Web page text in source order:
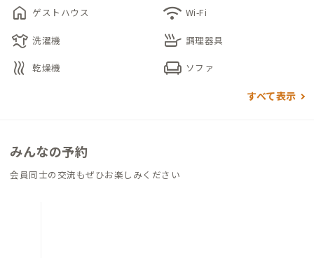
この家の最大の魅力は、その立地にもあります。こんぴらさんの
参道沿いに位置しており、地元の文化や歴史を間近に感じながら
を楽しんだりすることができ、日常生活が一層豊かになります。
場所です。リモートワークに必要な環境から、日常生活を充実さ
せる設備まで、ここにはすべてが揃っています。
home ゲストハウス wifi Wi-Fi
laundry 洗濯機 skillet 調理器具
heat 乾燥機 chair ソファ
すべて表示
みんなの予約
会員同士の交流もぜひお楽しみください